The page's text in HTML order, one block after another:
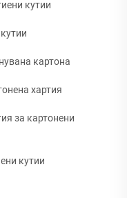
кутии
картона
хартия
за картонени
кутии